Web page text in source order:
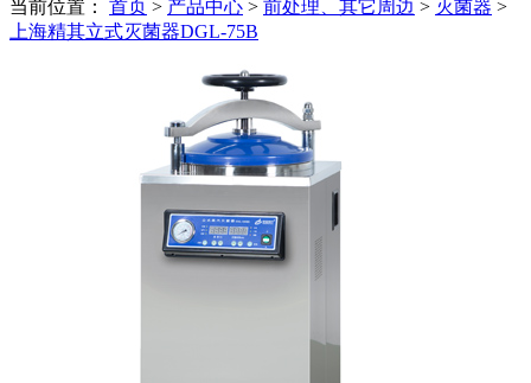
当前位置： 首页 > 产品中心 > 前处理、其它周边 > 灭菌器 >
上海精其立式灭菌器DGL-75B